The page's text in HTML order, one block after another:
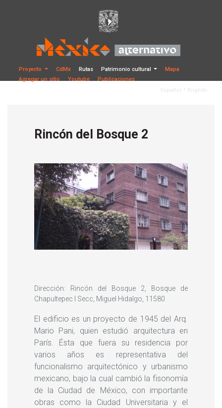
Proyecto CdMx Rutas Patrimonio cultural
Mapa
Agregar un sitio
Youtube
Publicaciones
Rincón del Bosque 2
Dirección: Rincón del Bosque 2, Bosque de
Chapultepec I Secc, Miguel Hidalgo, 11580
El edificio es un proyecto de 1945 del Arq.
Mario Pani, quien estudió arquitectura en
París. Ésta que fuera su residencia por
varios años es representativa del
funcionalismo arquitectónico y urbanismo
mexicano, bajo la cual cambió la fisonomía
de la Ciudad de México, con importante
obras como la Ciudad Universitaria y el